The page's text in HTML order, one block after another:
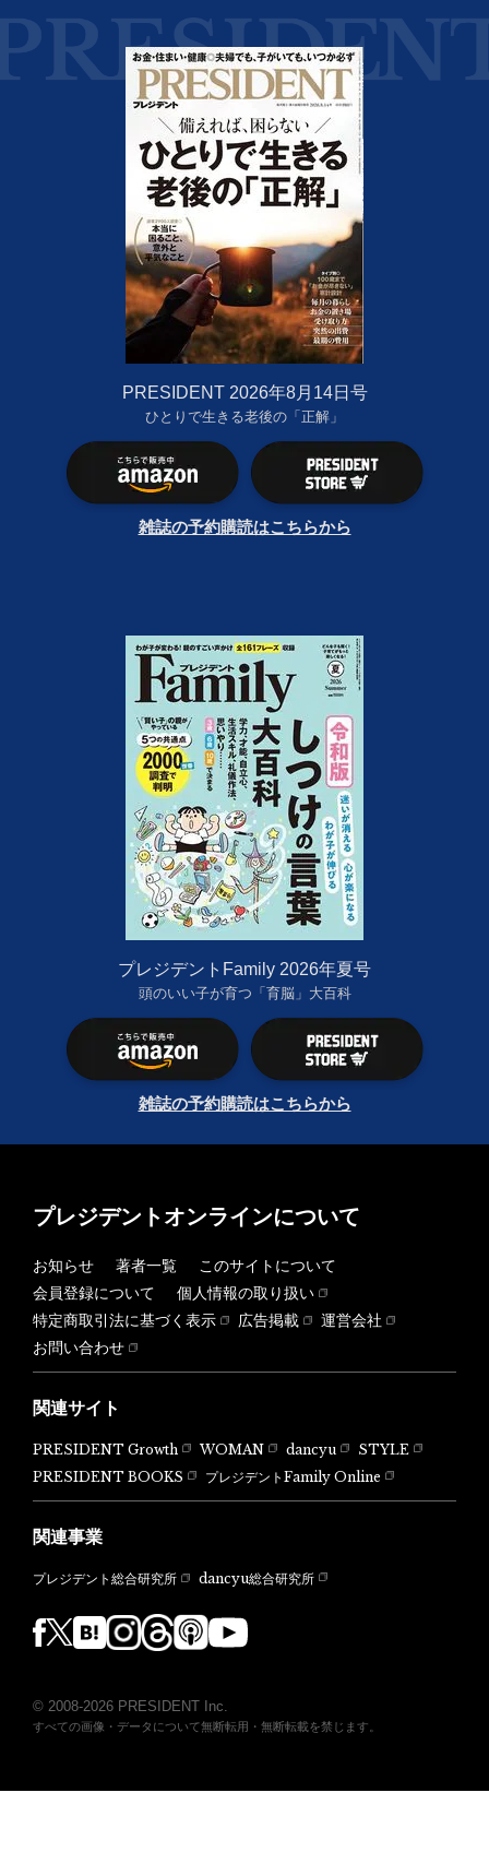
PRESIDENT 2026年8月14日号
ひとりで生きる老後の「正解」
雑誌の予約購読はこちらから
プレジデントFamily 2026年夏号
頭のいい子が育つ「育脳」大百科
雑誌の予約購読はこちらから
プレジデントオンラインについて
お知らせ 著者一覧
このサイトについて
会員登録について
個人情報の取り扱い
特定商取引法に基づく表示
広告掲載
運営会社
お問い合わせ
関連サイト
PRESIDENT Growth WOMAN dancyu
STYLE
PRESIDENT BOOKS
プレジデントFamily Online
関連事業
プレジデント総合研究所 dancyu総合研究所
© 2008-2026 PRESIDENT Inc.
すべての画像・データについて無断転用・無断転載を禁じます。